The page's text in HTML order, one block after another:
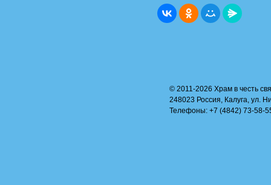
© 2011-2026 Храм в честь
248023 Россия, Калуга, ул.
Телефоны: +7 (4842) 73-58-